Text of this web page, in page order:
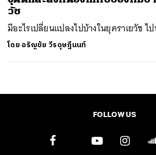
วัช
มีอะไรเปลี่ยนแปลงไปบ้างในยุคราเยวัช
โดย อริญชัย วีรดุษฎีนนท์
FOLLOW US